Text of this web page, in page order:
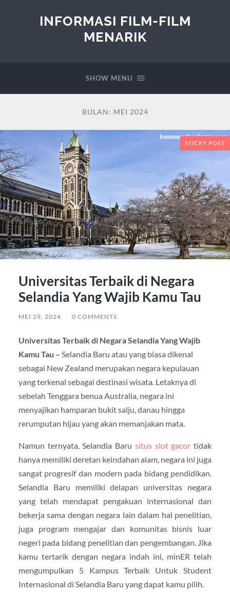
INFORMASI FILM-FILM
MENARIK
SHOW MENU
BULAN: MEI 2024
STICKY POST
Universitas Terbaik di Negara
Selandia Yang Wajib Kamu Tau
MEI 29, 2024 / 0 COMMENTS
Universitas Terbaik di Negara Selandia Yang Wajib
Kamu Tau – Selandia Baru atau yang biasa dikenal
sebagai New Zealand merupakan negara kepulauan
yang terkenal sebagai destinasi wisata. Letaknya di
sebelah Tenggara benua Australia, negara ini
menyajikan hamparan bukit salju, danau hingga
rerumputan hijau yang akan memanjakan mata.
Namun ternyata, Selandia Baru situs slot gacor tidak
hanya memiliki deretan keindahan alam, negara ini juga
sangat progresif dan modern pada bidang pendidikan.
Selandia Baru memiliki delapan universitas negara
yang telah mendapat pengakuan internasional dan
bekerja sama dengan negara lain dalam hal penelitian,
juga program mengajar dan komunitas bisnis luar
negeri pada bidang penelitian dan pengembangan. Jika
kamu tertarik dengan negara indah ini, minER telah
mengumpulkan 5 Kampus Terbaik Untuk Student
Internasional di Selandia Baru yang dapat kamu pilih.